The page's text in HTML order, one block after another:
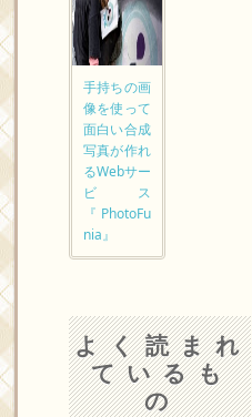
手持ちの画
像を使って
面白い合成
写真が作れ
るWebサー
ビス
『PhotoFu
nia』
よく読まれ
ているも
の